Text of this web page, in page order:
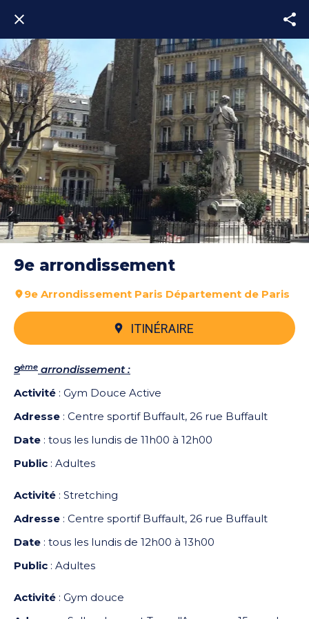
9e arrondissement
9e Arrondissement Paris Département de Paris
ITINÉRAIRE
9ème arrondissement :
Activité : Gym Douce Active
Adresse : Centre sportif Buffault, 26 rue Buffault
Date : tous les lundis de 11h00 à 12h00
Public : Adultes
Activité : Stretching
Adresse : Centre sportif Buffault, 26 rue Buffault
Date : tous les lundis de 12h00 à 13h00
Public : Adultes
Activité : Gym douce